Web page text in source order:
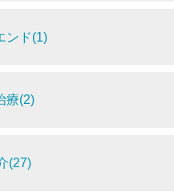
ンド(1)
療(2)
(27)